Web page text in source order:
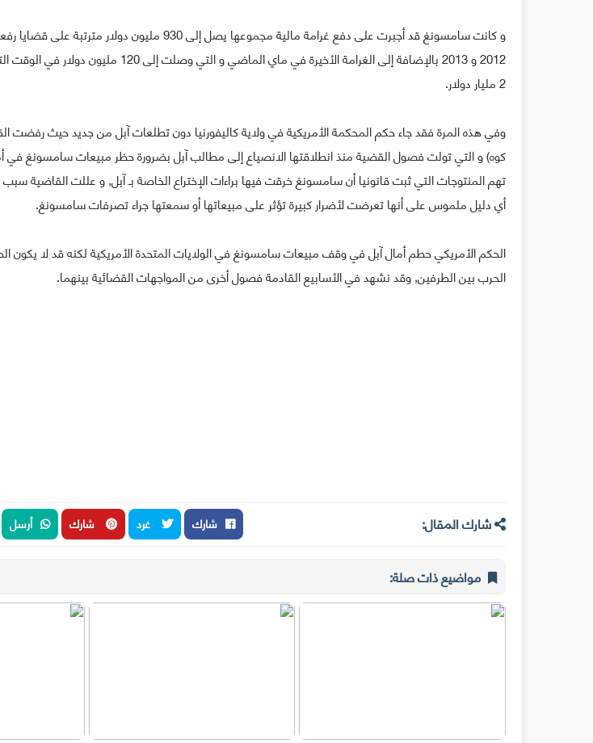
و كانت سامسونغ قد أجبرت على دفع غرامة مالية مجموعها يصل إلى 930
2012 و 2013 بالإضافة إلى الغرامة الأخيرة في ماي الماضي و
2 مليار دولار.
وفي هذه المرة فقد جاء حكم المحكمة الأمريكية في ولاية كاليفورنيا دون تطلعات آبل من جديد حيث رفضت
كوه) و التي تولت فصول القضية منذ انطلاقتها الانصياع إلى مطالب آبل بضرورة حظر مبيعات سامسونغ
تهم المنتوجات التي ثبت قانونيا أن سامسونغ خرقت فيها براءات الإختراع الخاصة بـ آبل, و عللت القاضية
أي دليل ملموس على أنها تعرضت لأضرار كبيرة تؤثر على مبيعاتها أو سمعتها جراء تصرفات سامسونغ.
الحكم الأمريكي حطم أمال آبل في وقف مبيعات سامسونغ في الولايات المتحدة الأمريكية لكنه قد لا يكون
الحرب بين الطرفين, وقد نشهد في الأسابيع القادمة فصول أخرى من المواجهات القضائية بينهما.
شارك المقال: شارك غرد شارك أرسل
مواضيع ذات صلة: